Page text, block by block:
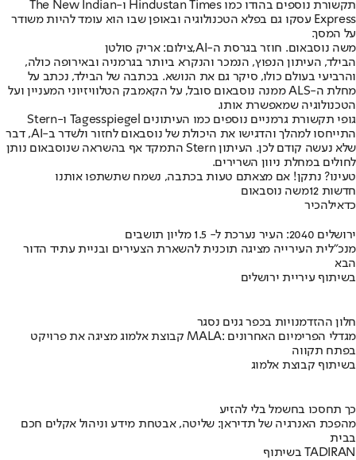
תקשורת נוספים בהודו כמו Hindustan Times ו-The New Indian
Express עסקו גם בפלא הטכנולוגיה ובאופן שבו הוא עומד להיות משודר
על המסך.
משה נוסבאום. חוזר בגרסת ה-AI,צילום: אריק סולטן
הבילד, העיתון הנפוץ, הנמכר והנקרא ביותר בגרמניה ובאירופה כולה,
והרביעי בעולם כולו, סיקר גם את הנושא. בכתבה של הבילד, נכתב על
מחלת ה-ALS ממנה נוסבאום סובל, על הקאמבק הטלוויזיוני המעניין ועל
הטכנולוגיה שמאפשרת אותו.
גופי תקשורת גרמניים נוספים כמו העיתונים Tagesspiegel ו-Stern
התייחסו למהלך והדגישו את היכולת של נוסבאום לחזור ולשדר ב-AI, דבר
שלא נעשה קודם לכן. העיתון Stern התמקד אף בהשראה שנוסבאום נותן
לחולים במחלת ניוון השרירים.
טעינו? נתקן! אם מצאתם טעות בכתבה, נשמח שתשתפו אותנו
חדשות 12
משה נוסבאום
כדאילהכיר
ירושלים 2040: העיר נערכת ל- 1.5 מליון תושבים
מנכ"לית העירייה מציגה תוכנית להשארת הצעירים ובניית עתיד הדור
הבא
בשיתוף עיריית ירושלים
חלון ההזדמנויות בכפר גנים נסגר
קבוצת אלמוג מציגה את פרויקט MALA: מגדלי הפרימיום האחרונים
בפתח תקווה
בשיתוף קבוצת אלמוג
כך תחסכו בחשמל בלי להזיע
מהפכת האנרגיה של תדיראן: שליטה, אבטחת מידע וניהול אקלים חכם
בבית
בשיתוף TADIRAN